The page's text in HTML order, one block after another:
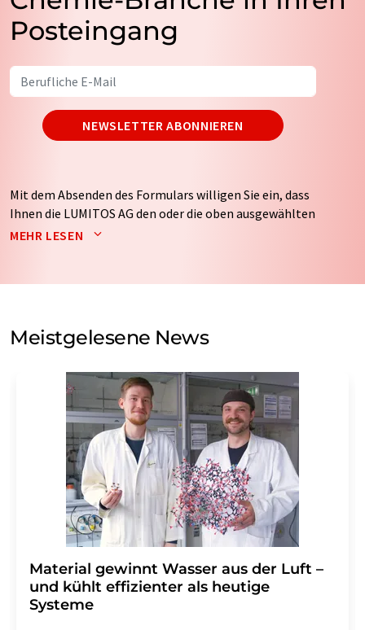
Posteingang
NEWSLETTER ABONNIEREN
Mit dem Absenden des Formulars willigen Sie ein, dass
Ihnen die LUMITOS AG den oder die oben ausgewählten
Newsletter per E-Mail zusendet. Ihre Daten werden
auf Basis unsererDatenschutzerklärung. LUMITOS darf
Meinungsforschung per E-Mail kontaktieren. Ihre
Einwilligung können Sie jederzeit ohne Angabe von
Str. 2, 12489 Berlin oder per E-Mail unter
widerruf@lumitos.commit Wirkung für die Zukunft
widerrufen. Zudem ist in jeder E-Mail ein Link zur
Abbestellung des entsprechenden Newsletters
enthalten.
MEHR LESEN
Meistgelesene News
Material gewinnt Wasser aus der Luft –
und kühlt effizienter als heutige
Systeme